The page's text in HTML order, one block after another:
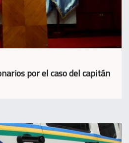
por el caso del capitán